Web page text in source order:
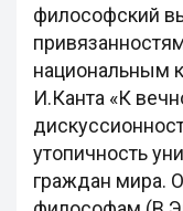
философский
национальным
И.Канта «К
утопичность
граждан мира.